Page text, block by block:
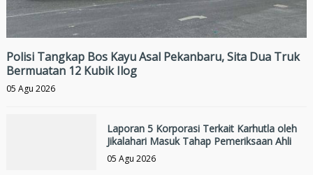
Polisi Tangkap Bos Kayu Asal Pekanbaru, Sita Dua Truk
Bermuatan 12 Kubik Ilog
05 Agu 2026
Laporan 5 Korporasi Terkait Karhutla oleh
Jikalahari Masuk Tahap Pemeriksaan Ahli
05 Agu 2026